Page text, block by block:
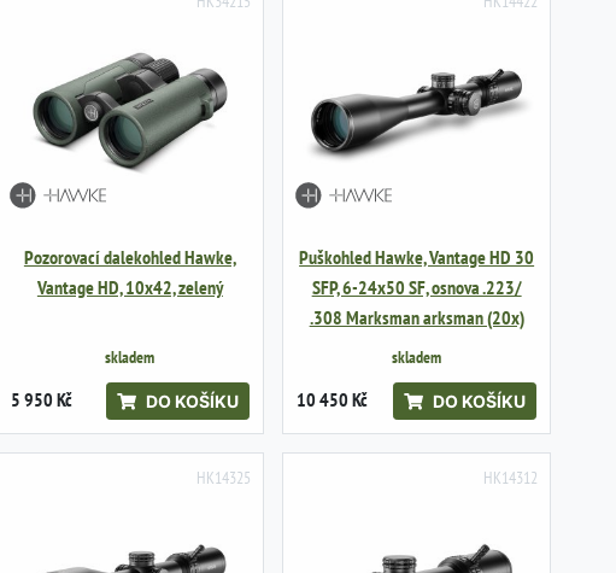
Pozorovací dalekohled Hawke,
Vantage HD, 10x42, zelený
skladem
5 950 Kč DO KOŠÍKU
Puškohled Hawke, Vantage HD 30
SFP, 6-24x50 SF, osnova .223/
.308 Marksman arksman (20x)
skladem
10 450 Kč DO KOŠÍKU
HK14325 HK14312